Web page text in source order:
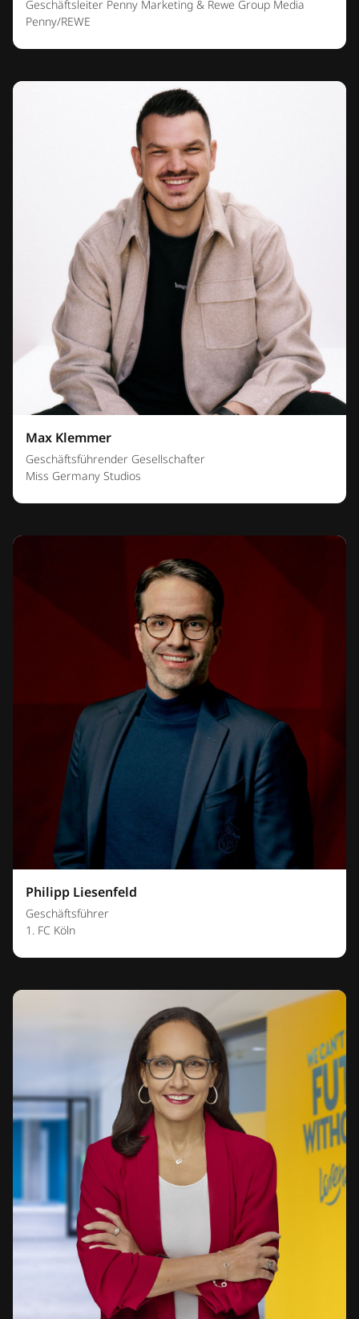
Geschäftsleiter Penny Marketing & Rewe Group Media
Penny/REWE
Max Klemmer
Geschäftsführender Gesellschafter
Miss Germany Studios
Philipp Liesenfeld
Geschäftsführer
1. FC Köln